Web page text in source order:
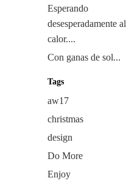
Esperando
desesperadamente al
calor....
Con ganas de sol...
Tags
aw17
christmas
design
Do More
Enjoy